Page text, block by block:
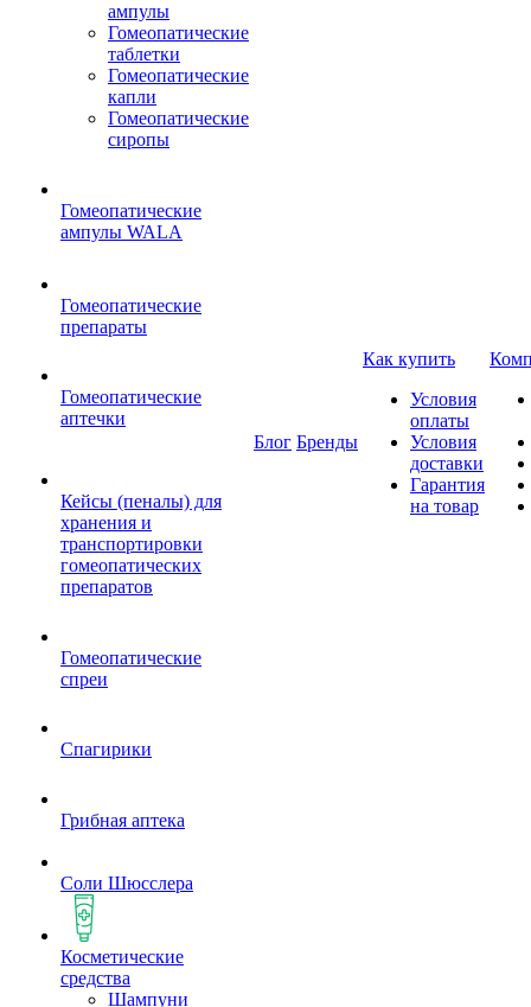
ампулы
Гомеопатические
таблетки
Гомеопатические
капли
Гомеопатические
сиропы
Гомеопатические
ампулы WALA
Гомеопатические
препараты
Гомеопатические
аптечки
Кейсы (пеналы) для
хранения и
транспортировки
гомеопатических
препаратов
Гомеопатические
спреи
Спагирики
Грибная аптека
Соли Шюсслера
Косметические
средства
Шампуни
Блог Бренды
Как купить
Условия
оплаты
Условия
доставки
Гарантия
на товар